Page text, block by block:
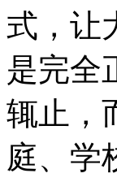
式，让
是完全
辄止，
庭、学